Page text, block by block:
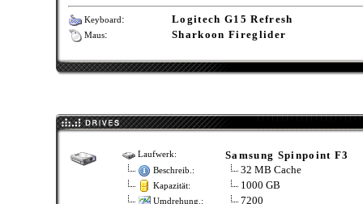
Keyboard: Logitech G15 Refresh
Maus: Sharkoon Fireglider
Laufwerk: Samsung Spinpoint F3
Beschreib.: 32 MB Cache
Kapazität: 1000 GB
Umdrehung.: 7200